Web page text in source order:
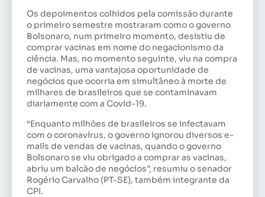
Os depoimentos colhidos pela comissão durante
o primeiro semestre mostraram como o governo
Bolsonaro, num primeiro momento, desistiu de
comprar vacinas em nome do negacionismo da
ciência. Mas, no momento seguinte, viu na compra
de vacinas, uma vantajosa oportunidade de
negócios que ocorria em simultâneo à morte de
milhares de brasileiros que se contaminavam
diariamente com a Covid-19.
“Enquanto milhões de brasileiros se infectavam
com o coronavírus, o governo ignorou diversos e-
mails de vendas de vacinas, quando o governo
Bolsonaro se viu obrigado a comprar as vacinas,
abriu um balcão de negócios”, resumiu o senador
Rogério Carvalho (PT-SE), também integrante da
CPI.